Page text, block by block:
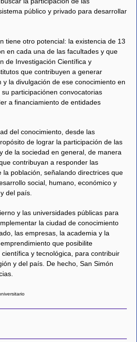
público y privado para desarrollar
tiene otro potencial: la existencia de 13
en cada una de las facultades y que
de Investigación Científica y
que contribuyen a generar
y la divulgación de ese conocimiento en
participaciónen convocatorias
a financiamiento de entidades
del conocimiento, desde las
de lograr la participación de las
de la sociedad en general, de manera
contribuyan a responder las
la población, señalando directrices que
social, humano, económico y
del país.
y las universidades públicas para
la ciudad de conocimiento
las empresas, la academia y la
que posibilite
y tecnológica, para contribuir
y del país. De hecho, San Simón